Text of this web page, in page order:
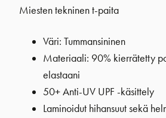
Miesten tekninen t-paita
Väri: Tummansininen
Materiaali: 90% kierrätetty
elastaani
50+ Anti-UV UPF -käsittely
Laminoidut hihansuut sekä